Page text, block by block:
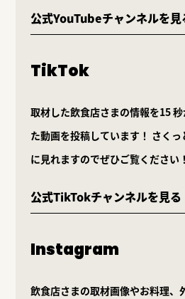
公式YouTubeチャンネルを見
TikTok
取材した飲食店さまの情報を15
た動画を投稿しています！ さく
に見れますのでぜひご覧ください！
公式TikTokチャンネルを見る
Instagram
飲食店さまの取材画像やお料理、